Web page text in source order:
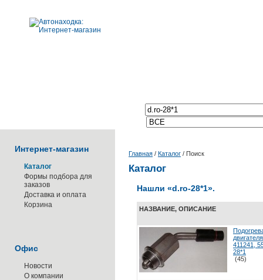
Интернет-магазин
Каталог
Формы подбора для
заказов
Доставка и оплата
Корзина
Офис
Новости
О компании
Главная / Каталог / Поиск
Каталог
Нашли «d.ro-28*1».
НАЗВАНИЕ, ОПИСАНИЕ
411241,
28*1
(45)